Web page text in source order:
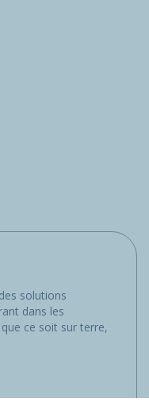
solutions
dans les
ce soit sur terre,